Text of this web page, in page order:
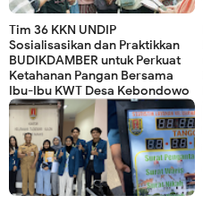
Tim 36 KKN UNDIP
Sosialisasikan dan Praktikkan
BUDIKDAMBER untuk Perkuat
Ketahanan Pangan Bersama
Ibu-Ibu KWT Desa Kebondowo